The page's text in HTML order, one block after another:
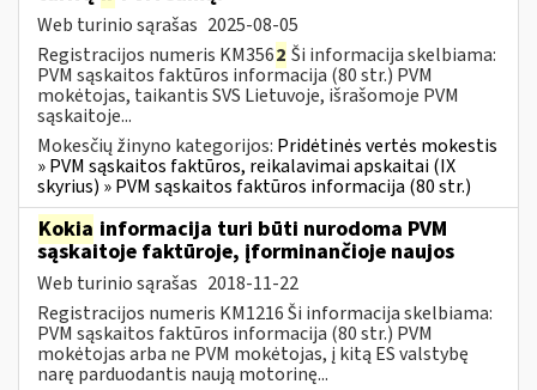
Web turinio sąrašas 2025-08-05
Registracijos numeris KM3562 Ši informacija skelbiama:
PVM sąskaitos faktūros informacija (80 str.) PVM
mokėtojas, taikantis SVS Lietuvoje, išrašomoje PVM
sąskaitoje...
Mokesčių žinyno kategorijos: Pridėtinės vertės mokestis
» PVM sąskaitos faktūros, reikalavimai apskaitai (IX
skyrius) » PVM sąskaitos faktūros informacija (80 str.)
Kokia informacija turi būti nurodoma PVM
sąskaitoje faktūroje, įforminančioje naujos
Web turinio sąrašas 2018-11-22
Registracijos numeris KM1216 Ši informacija skelbiama:
PVM sąskaitos faktūros informacija (80 str.) PVM
mokėtojas arba ne PVM mokėtojas, į kitą ES valstybę
narę parduodantis naują motorinę...